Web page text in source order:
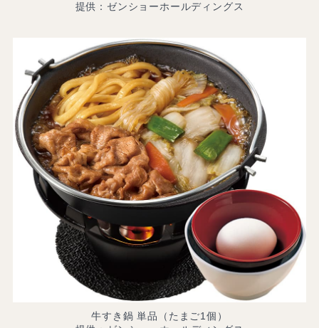
提供：ゼンショーホールディングス
牛すき鍋 単品（たまご1個）